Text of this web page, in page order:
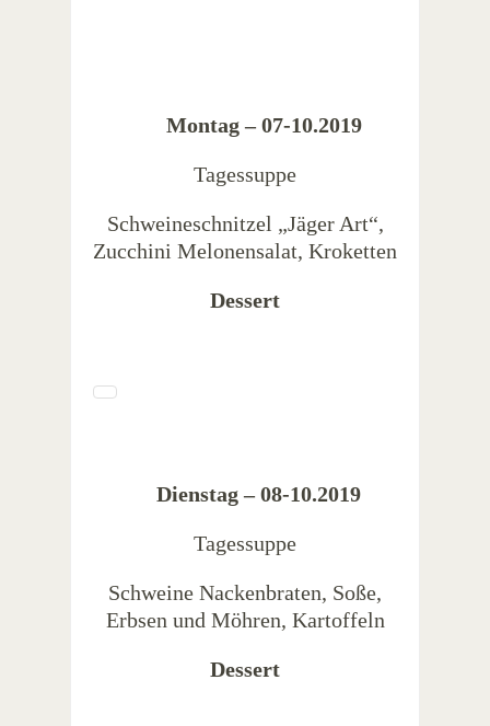
Montag – 07-10.2019
Tagessuppe
Schweineschnitzel „Jäger Art“,
Zucchini Melonensalat, Kroketten
Dessert
Dienstag – 08-10.2019
Tagessuppe
Schweine Nackenbraten, Soße,
Erbsen und Möhren, Kartoffeln
Dessert